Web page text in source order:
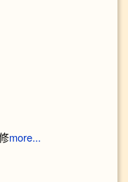
more...